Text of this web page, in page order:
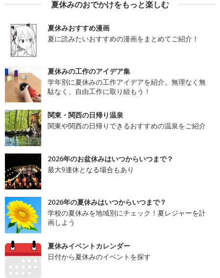
夏休みのおでかけをもっと楽しむ
夏休みおすすめ漫画
夏に読みたいおすすめの漫画をまとめてご紹介！
夏休みの工作のアイデア集
学年別に夏休みの工作アイデアを紹介。無理なく無
駄なく、自由工作に取り組もう！
関東・関西の日帰り温泉
関東や関西の日帰りできるおすすめの温泉をご紹介
2026年のお盆休みはいつからいつまで？
最大9連休となる場合もあり
2026年の夏休みはいつからいつまで？
学校の夏休みを地域別にチェック！夏レジャーを計
画しよう
夏休みイベントカレンダー
日付から夏休みのイベントを探す